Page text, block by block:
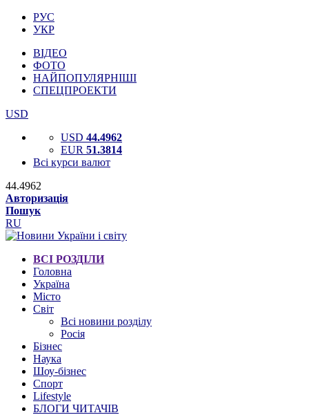
РУС
УКР
ВІДЕО
ФОТО
НАЙПОПУЛЯРНІШІ
СПЕЦПРОЕКТИ
USD
USD 44.4962
EUR 51.3814
Всі курси валют
44.4962
Авторизація
Пошук
RU
ВСІ РОЗДІЛИ
Головна
Україна
Місто
Світ
Всі новини розділу
Росія
Бізнес
Наука
Шоу-бізнес
Спорт
Lifestyle
БЛОГИ ЧИТАЧІВ